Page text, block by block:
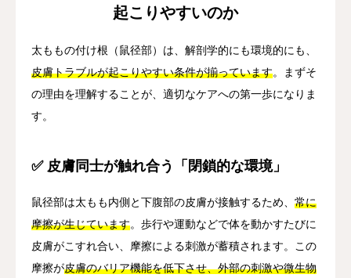
起こりやすいのか
太ももの付け根（鼠径部）は、解剖学的にも環境的にも、
皮膚トラブルが起こりやすい条件が揃っています。まずそ
の理由を理解することが、適切なケアへの第一歩になりま
す。
✅ 皮膚同士が触れ合う「閉鎖的な環境」
鼠径部は太もも内側と下腹部の皮膚が接触するため、 常に
摩擦が生じています。歩行や運動などで体を動かすたびに
皮膚がこすれ合い、摩擦による刺激が蓄積されます。この
摩擦が皮膚のバリア機能を低下させ、外部の刺激や微生物